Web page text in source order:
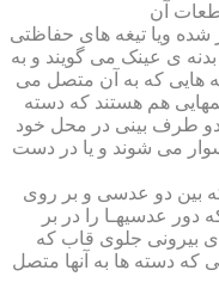
آن
ویا تیغه های حفاظتی
ی عینک می گویند و به
هایی که به آن متصل می
هم هستند که دسته
طرف بینی در محل خود
می شوند و یا در دست
بین دو عدسی و بر روی
دور عدسیهـا را در بر
بیرونی جلوی قاب که
دسته ها به آنها متصل